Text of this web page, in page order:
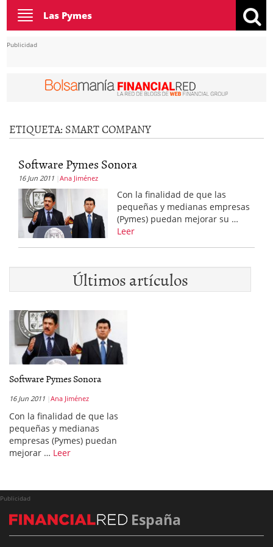
Toggle
navigation
Las Pymes
Publicidad
ETIQUETA: SMART COMPANY
Software Pymes Sonora
16 Jun 2011 Ana Jiménez
Con la finalidad de que las
pequeñas y medianas empresas
(Pymes) puedan mejorar su …
Leer
Últimos artículos
Software Pymes Sonora
16 Jun 2011 Ana Jiménez
Con la finalidad de que las
pequeñas y medianas
empresas (Pymes) puedan
mejorar … Leer
Publicidad
España